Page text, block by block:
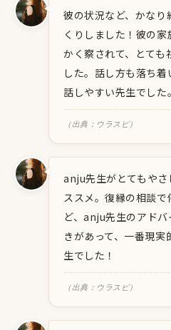
彼の状況など、かなり
くりしました！彼の
かく察されて、とても
した。話し方も落ち
話しやすい先生でした。
（出典：ウラスピ）
anju先生がとてもやさ
ススメ。復縁の相談
ど、anju先生のアド
きがあって、一番現
生でした！
（出典：ウラスピ）